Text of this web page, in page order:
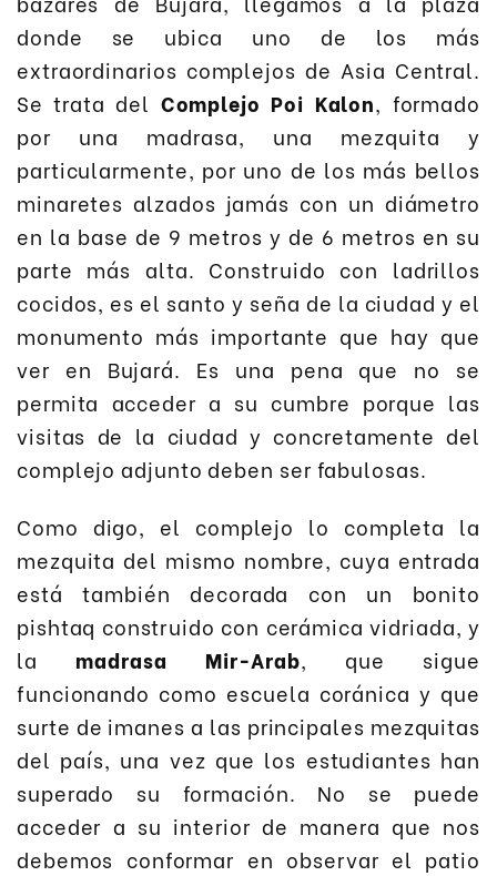
donde se ubica uno de los más
extraordinarios complejos de Asia Central.
Se trata del Complejo Poi Kalon, formado
por una madrasa, una mezquita y
particularmente, por uno de los más bellos
minaretes alzados jamás con un diámetro
en la base de 9 metros y de 6 metros en su
parte más alta. Construido con ladrillos
cocidos, es el santo y seña de la ciudad y el
monumento más importante que hay que
ver en Bujará. Es una pena que no se
permita acceder a su cumbre porque las
visitas de la ciudad y concretamente del
complejo adjunto deben ser fabulosas.
Como digo, el complejo lo completa la
mezquita del mismo nombre, cuya entrada
está también decorada con un bonito
pishtaq construido con cerámica vidriada, y
la madrasa Mir-Arab, que sigue
funcionando como escuela coránica y que
surte de imanes a las principales mezquitas
del país, una vez que los estudiantes han
superado su formación. No se puede
acceder a su interior de manera que nos
debemos conformar en observar el patio